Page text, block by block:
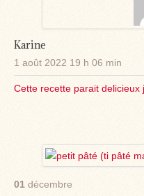
Karine
1 août 2022 19 h 06 min
Cette recette parait delicieux
01 décembre